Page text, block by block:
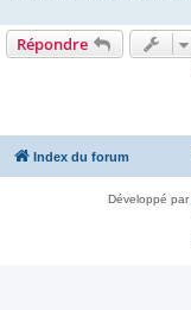
Répondre
Index du forum
Développé par